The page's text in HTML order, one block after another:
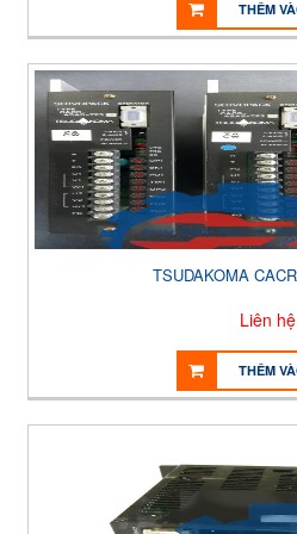
THÊM
TSUDAKOMA
Liên hệ
THÊM